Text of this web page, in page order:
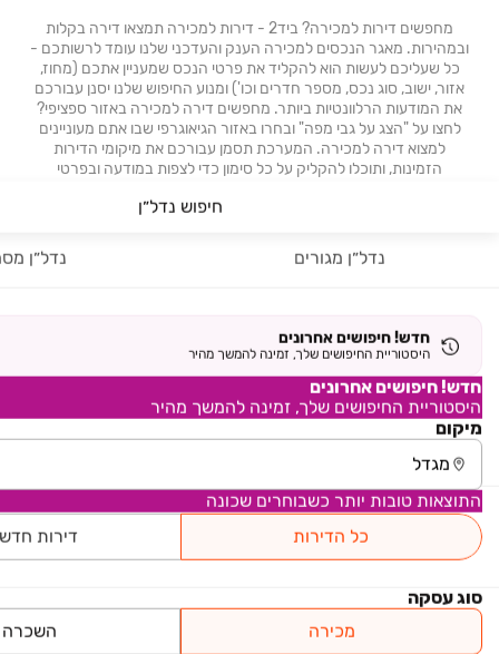
חיפוש נדל״ן
נדל״ן מגורים נדל״ן
חדש! חיפושים אחרונים
היסטוריית החיפושים שלך, זמינה להמשך מהיר
חדש! חיפושים אחרונים
היסטוריית החיפושים שלך, זמינה להמשך מהיר
מיקום
התוצאות טובות יותר כשבוחרים שכונה
כל הדירות
דירות
סוג עסקה
מכירה
השכרה
מחפשים דירות למכירה? ביד2 - דירות למכירה תמצאו דירה בקלות
ובמהירות. מאגר הנכסים למכירה הענק והעדכני שלנו עומד לרשותכם -
כל שעליכם לעשות הוא להקליד את פרטי הנכס שמעניין אתכם (מחוז,
אזור, ישוב, סוג נכס, מספר חדרים וכו') ומנוע החיפוש שלנו יסנן עבורכם
את המודעות הרלוונטיות ביותר. מחפשים דירה למכירה באזור ספציפי?
לחצו על "הצג על גבי מפה" ובחרו באזור הגיאוגרפי שבו אתם מעוניינים
למצוא דירה למכירה. המערכת תסמן עבורכם את מיקומי הדירות
הזמינות, ותוכלו להקליק על כל סימון כדי לצפות במודעה ובפרטי
מוצרים
דרושים
עוד באתר
יד2 אתכם בכל מקום
הורידו את האפליקציה וקבלו עדכונים בזמן אמת